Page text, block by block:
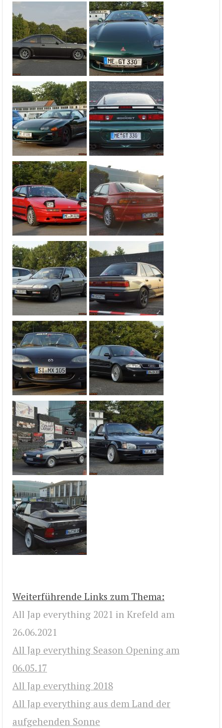
Weiterführende Links zum Thema:
All Jap everything 2021 in Krefeld am
26.06.2021
All Jap everything Season Opening am
06.05.17
All Jap everything 2018
All Jap everything aus dem Land der
aufgehenden Sonne